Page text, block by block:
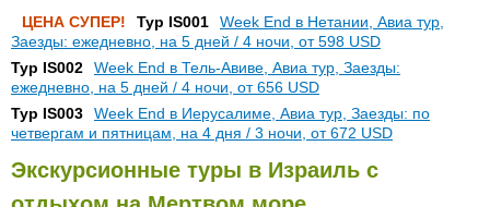
ЦЕНА СУПЕР! Тур IS001
Week End в Нетании, Авиа тур,
Заезды: ежедневно, на 5 дней / 4 ночи, от 598 USD
Тур IS002
Week End в Тель-Авиве, Авиа тур, Заезды:
ежедневно, на 5 дней / 4 ночи, от 656 USD
Тур IS003
Week End в Иерусалиме, Авиа тур, Заезды: по
четвергам и пятницам, на 4 дня / 3 ночи, от 672 USD
Экскурсионные туры в Израиль с